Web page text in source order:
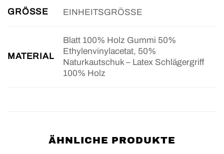
GRÖSSE EINHEITSGRÖSSE
MATERIAL
Blatt 100% Holz Gummi 50%
Ethylenvinylacetat, 50%
Naturkautschuk – Latex Schlägergriff
100% Holz
ÄHNLICHE PRODUKTE